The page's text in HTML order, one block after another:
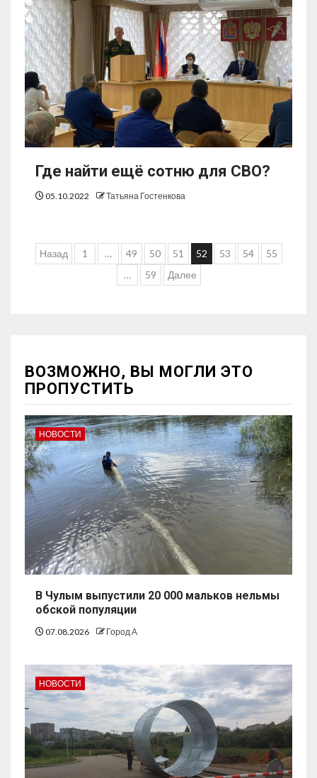
Где найти ещё сотню для СВО?
05.10.2022 Татьяна Гостенкова
Назад 1 … 49 50 51 52 53 54
55
…
59 Далее
ВОЗМОЖНО, ВЫ МОГЛИ ЭТО
ПРОПУСТИТЬ
НОВОСТИ
В Чулым выпустили 20 000 мальков нельмы
обской популяции
07.08.2026 Город А
НОВОСТИ